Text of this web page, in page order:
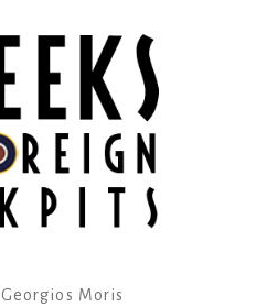
Georgios Moris